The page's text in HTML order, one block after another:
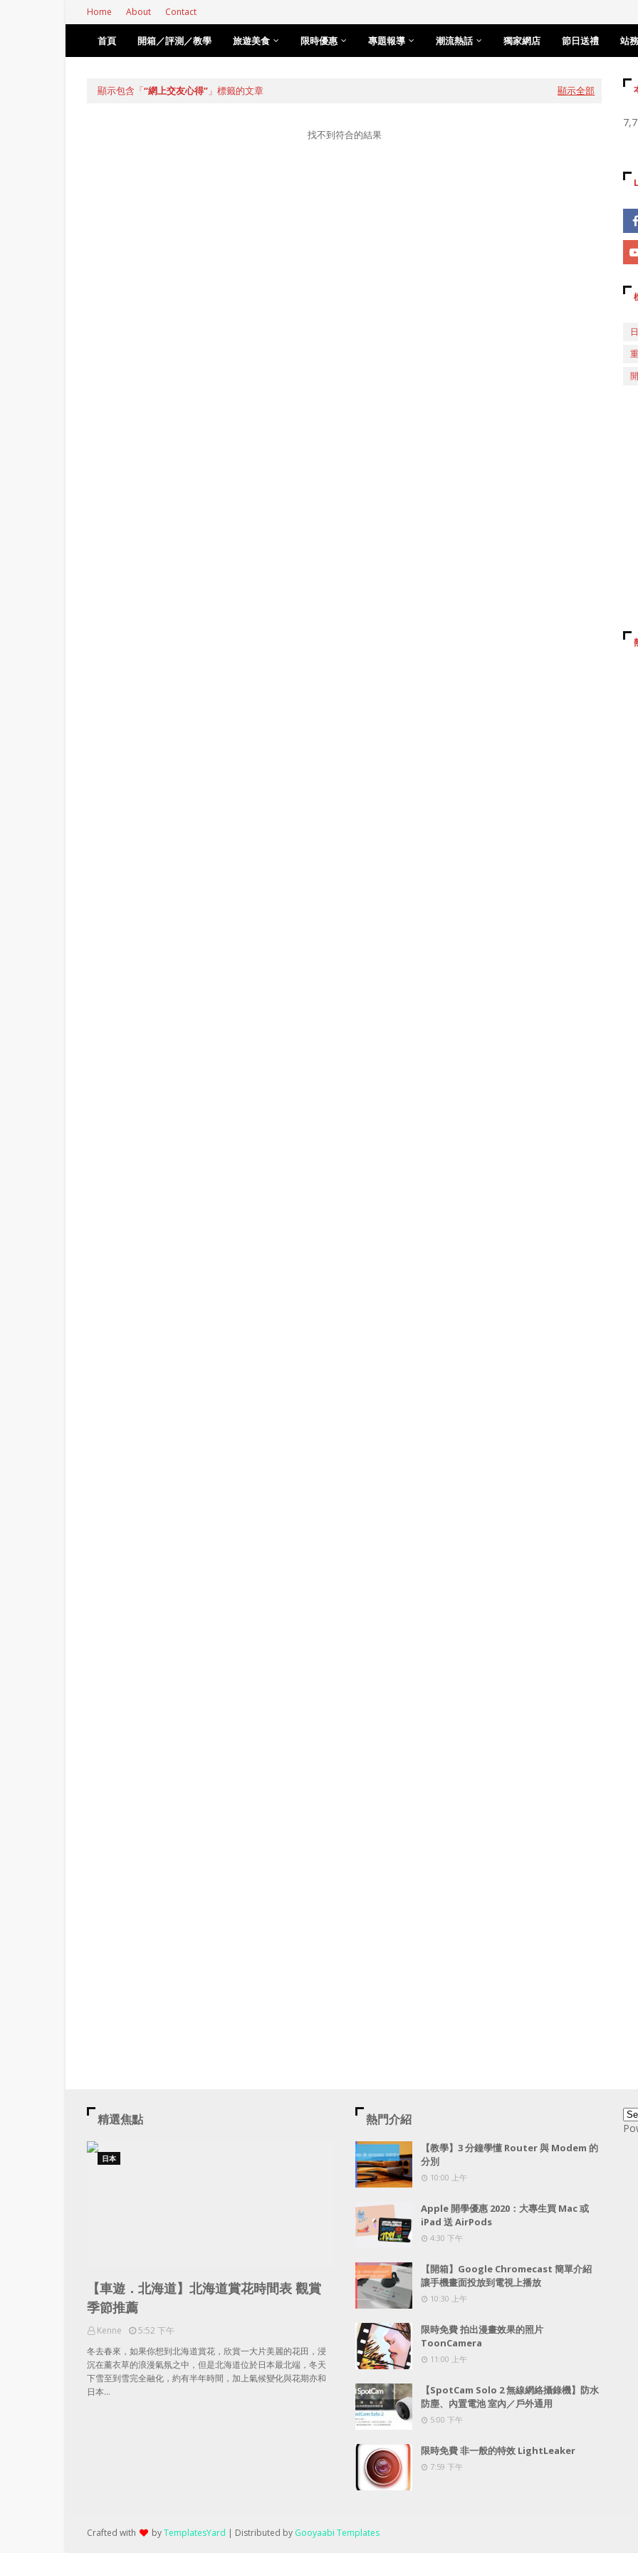
Home About Contact
首頁 開箱／評測／教學 旅遊美食 限時優惠 專題報導 潮流熱話 獨家網店 節日送禮 站
顯示包含「 網上交友心得 」標籤的文章 顯示全部
找不到符合的結果
精選焦點
日本
【車遊．北海道】北海道賞花時間表 觀賞
季節推薦
Kenne
5:52 下午
冬去春來，如果你想到北海道賞花，欣賞一大片美麗的花田，浸
沉在薰衣草的浪漫氣氛之中，但是北海道位於日本最北端，冬天
下雪至到雪完全融化，約有半年時間，加上氣候變化與花期亦和
日本…
熱門介紹
【教學】3 分鐘學懂 Router 與 Modem 的
分別
10:00 上午
Apple 開學優惠 2020：大專生買 Mac 或
iPad 送 AirPods
4:30 下午
【開箱】Google Chromecast 簡單介紹
讓手機畫面投放到電視上播放
10:30 上午
限時免費 拍出漫畫效果的照片
ToonCamera
11:00 上午
【SpotCam Solo 2 無線網絡攝錄機】防水
防塵、內置電池 室內／戶外通用
5:00 下午
限時免費 非一般的特效 LightLeaker
7:59 下午
Crafted with byTemplatesYard | Distributed by Gooyaabi Templates